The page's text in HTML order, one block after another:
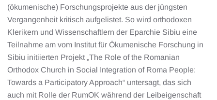
(ökumenische) Forschungsprojekte aus der jüngsten
Vergangenheit kritisch aufgelistet. So wird orthodoxen
Klerikern und Wissenschaftlern der Eparchie Sibiu eine
Teilnahme am vom Institut für Ökumenische Forschung in
Sibiu initiierten Projekt „The Role of the Romanian
Orthodox Church in Social Integration of Roma People:
Towards a Participatory Approach“ untersagt, das sich
auch mit Rolle der RumOK während der Leibeigenschaft